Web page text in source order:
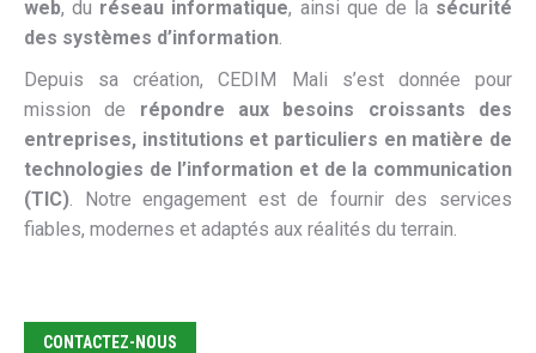
web, du réseau informatique, ainsi que de la sécurité
des systèmes d’information.
Depuis sa création, CEDIM Mali s’est donnée pour
mission de répondre aux besoins croissants des
entreprises, institutions et particuliers en matière de
technologies de l’information et de la communication
(TIC). Notre engagement est de fournir des services
fiables, modernes et adaptés aux réalités du terrain.
CONTACTEZ-NOUS